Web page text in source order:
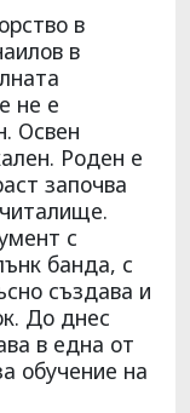
в
в
не е
Освен
Роден е
започва
с
банда, с
създава и
До днес
в една от
обучение на